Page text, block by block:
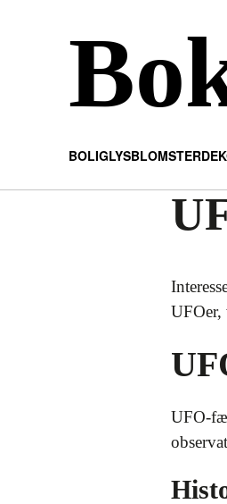
BOLIGLYSBLOMSTER
UFOer,
UFO-